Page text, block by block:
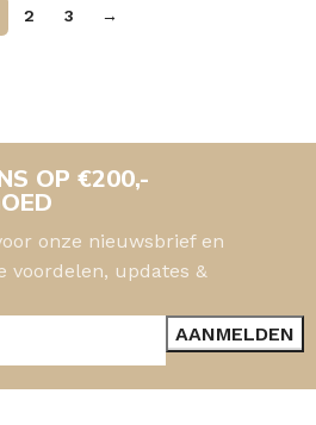
2 3 →
OP €200,-
onze nieuwsbrief en
voordelen, updates &